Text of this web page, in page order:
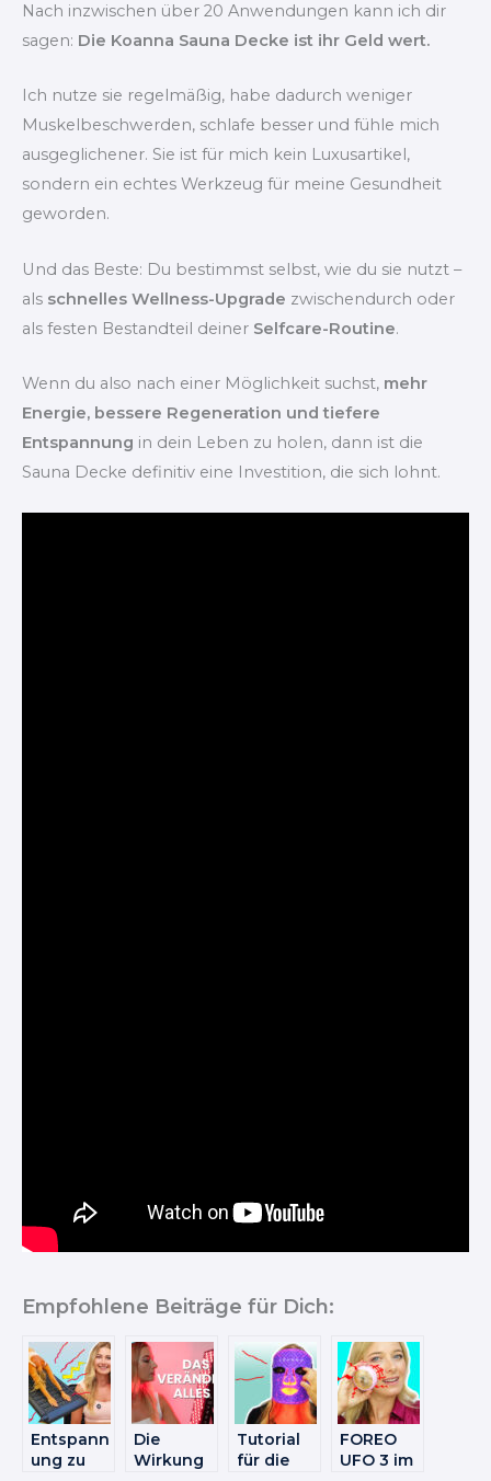
Nach inzwischen über 20 Anwendungen kann ich dir
sagen: Die Koanna Sauna Decke ist ihr Geld wert.
Ich nutze sie regelmäßig, habe dadurch weniger
Muskelbeschwerden, schlafe besser und fühle mich
ausgeglichener. Sie ist für mich kein Luxusartikel,
sondern ein echtes Werkzeug für meine Gesundheit
geworden.
Und das Beste: Du bestimmst selbst, wie du sie nutzt –
als schnelles Wellness-Upgrade zwischendurch oder
als festen Bestandteil deiner Selfcare-Routine.
Wenn du also nach einer Möglichkeit suchst, mehr
Energie, bessere Regeneration und tiefere
Entspannung in dein Leben zu holen, dann ist die
Sauna Decke definitiv eine Investition, die sich lohnt.
Empfohlene Beiträge für Dich:
Entspann
ung zu
Die
Wirkung
Tutorial
für die
FOREO
UFO 3 im